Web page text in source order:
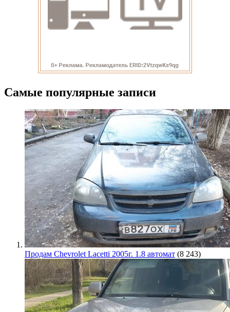
Самые популярные записи
Продам Chevrolet Lacetti 2005г. 1.8 автомат (8 243)